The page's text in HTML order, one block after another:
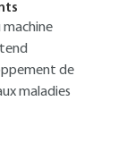
machine
de
maladies